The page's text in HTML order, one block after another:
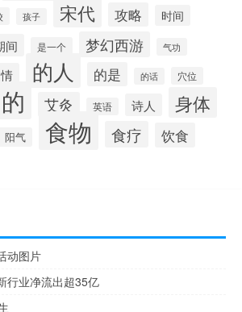
孩子 宋代 攻略 时间
间 是一个 梦幻西游 气功
的人 的是 的话 穴位
艾灸 英语 诗人 身体
阳气 食物 食疗 饮食
动图片
行业净流出超35亿